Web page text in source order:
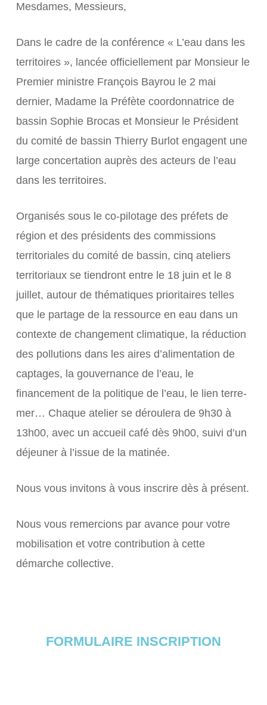
Mesdames, Messieurs,
Dans le cadre de la conférence « L’eau dans les
territoires », lancée officiellement par Monsieur le
Premier ministre François Bayrou le 2 mai
dernier, Madame la Préfète coordonnatrice de
bassin Sophie Brocas et Monsieur le Président
du comité de bassin Thierry Burlot engagent une
large concertation auprès des acteurs de l’eau
dans les territoires.
Organisés sous le co-pilotage des préfets de
région et des présidents des commissions
territoriales du comité de bassin, cinq ateliers
territoriaux se tiendront entre le 18 juin et le 8
juillet, autour de thématiques prioritaires telles
que le partage de la ressource en eau dans un
contexte de changement climatique, la réduction
des pollutions dans les aires d’alimentation de
captages, la gouvernance de l’eau, le
financement de la politique de l’eau, le lien terre-
mer… Chaque atelier se déroulera de 9h30 à
13h00, avec un accueil café dès 9h00, suivi d’un
déjeuner à l’issue de la matinée.
Nous vous invitons à vous inscrire dès à présent.
Nous vous remercions par avance pour votre
mobilisation et votre contribution à cette
démarche collective.
FORMULAIRE INSCRIPTION